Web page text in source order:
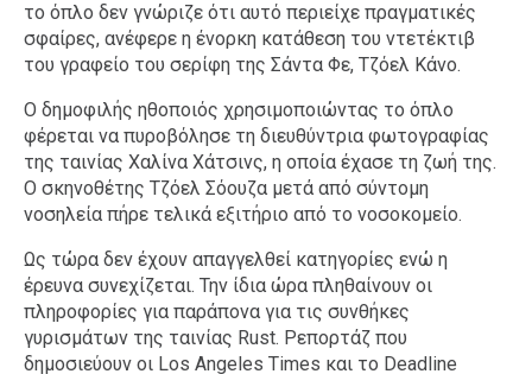
το όπλο δεν γνώριζε ότι αυτό περιείχε πραγματικές
σφαίρες, ανέφερε η ένορκη κατάθεση του ντετέκτιβ
του γραφείο του σερίφη της Σάντα Φε, Τζόελ Κάνο.
Ο δημοφιλής ηθοποιός χρησιμοποιώντας το όπλο
φέρεται να πυροβόλησε τη διευθύντρια φωτογραφίας
της ταινίας Χαλίνα Χάτσινς, η οποία έχασε τη ζωή της.
Ο σκηνοθέτης Τζόελ Σόουζα μετά από σύντομη
νοσηλεία πήρε τελικά εξιτήριο από το νοσοκομείο.
Ως τώρα δεν έχουν απαγγελθεί κατηγορίες ενώ η
έρευνα συνεχίζεται. Την ίδια ώρα πληθαίνουν οι
πληροφορίες για παράπονα για τις συνθήκες
γυρισμάτων της ταινίας Rust. Ρεπορτάζ που
δημοσιεύουν οι Los Angeles Times και το Deadline